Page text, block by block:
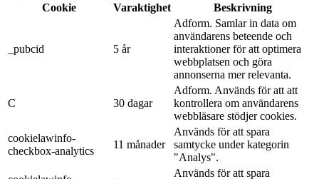
Cookie
Varaktighet Beskrivning
_pubcid 5 år
Adform. Samlar in data om
användarens beteende och
interaktioner för att optimera
webbplatsen och göra
annonserna mer relevanta.
C 30 dagar
Adform. Används för att att
kontrollera om användarens
webbläsare stödjer cookies.
cookielawinfo-
checkbox-analytics
11 månader
Används för att spara
samtycke under kategorin
"Analys".
Används för att spara